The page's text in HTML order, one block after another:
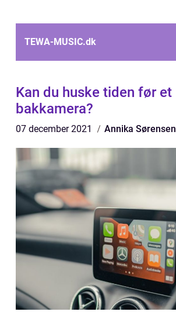
TEWA-MUSIC.dk
Kan du huske tiden før et
bakkamera?
07 december 2021 Annika Sørensen